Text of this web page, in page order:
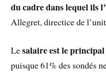
du cadre dans lequel ils
Allegret, directice de
Lesalaire est le
puisque 61% des sondés